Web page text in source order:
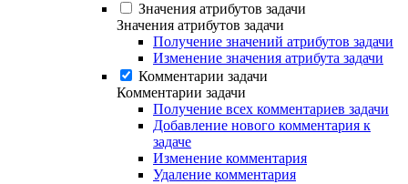
Значения атрибутов задачи
Значения атрибутов задачи
Получение значений атрибутов задачи
Изменение значения атрибута задачи
Комментарии задачи
Комментарии задачи
Получение всех комментариев задачи
Добавление нового комментария к
задаче
Изменение комментария
Удаление комментария